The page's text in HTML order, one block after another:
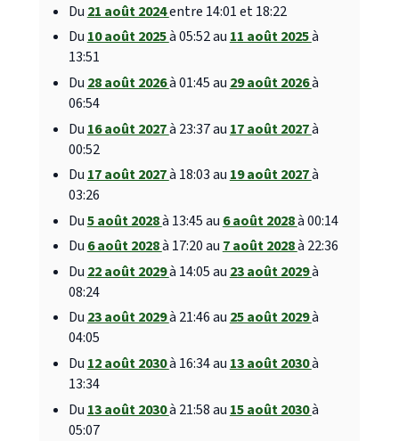
Du 21 août 2024entre 14:01 et 18:22
Du 10 août 2025à 05:52 au 11 août 2025à
13:51
Du 28 août 2026à 01:45 au 29 août 2026à
06:54
Du 16 août 2027à 23:37 au 17 août 2027à
00:52
Du 17 août 2027à 18:03 au 19 août 2027à
03:26
Du5 août 2028à 13:45 au 6 août 2028à 00:14
Du 6 août 2028à 17:20 au 7 août 2028à 22:36
Du 22 août 2029à 14:05 au 23 août 2029à
08:24
Du23 août 2029à 21:46 au25 août 2029à
04:05
Du 12 août 2030à 16:34 au 13 août 2030à
13:34
Du 13 août 2030à 21:58 au 15 août 2030à
05:07